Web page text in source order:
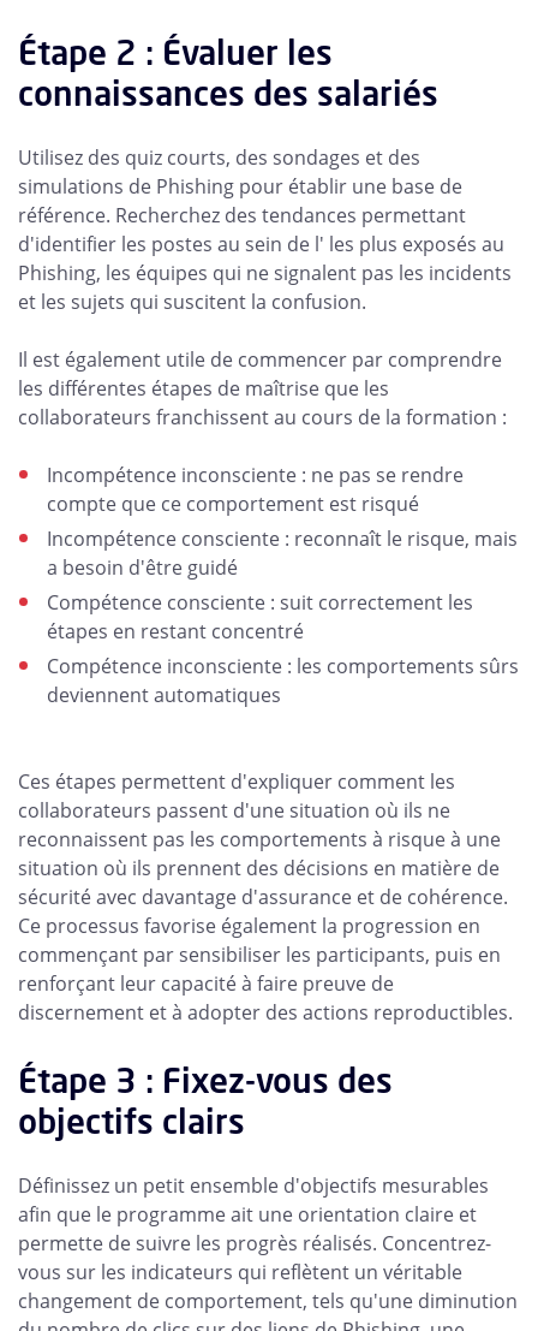
Étape 2 : Évaluer les
connaissances des salariés
Utilisez des quiz courts, des sondages et des
simulations de Phishing pour établir une base de
référence. Recherchez des tendances permettant
d'identifier les postes au sein de l' les plus exposés au
Phishing, les équipes qui ne signalent pas les incidents
et les sujets qui suscitent la confusion.
Il est également utile de commencer par comprendre
les différentes étapes de maîtrise que les
collaborateurs franchissent au cours de la formation :
Incompétence inconsciente : ne pas se rendre
compte que ce comportement est risqué
Incompétence consciente : reconnaît le risque, mais
a besoin d'être guidé
Compétence consciente : suit correctement les
étapes en restant concentré
Compétence inconsciente : les comportements sûrs
deviennent automatiques
Ces étapes permettent d'expliquer comment les
collaborateurs passent d'une situation où ils ne
reconnaissent pas les comportements à risque à une
situation où ils prennent des décisions en matière de
sécurité avec davantage d'assurance et de cohérence.
Ce processus favorise également la progression en
commençant par sensibiliser les participants, puis en
renforçant leur capacité à faire preuve de
discernement et à adopter des actions reproductibles.
Étape 3 : Fixez-vous des
objectifs clairs
Définissez un petit ensemble d'objectifs mesurables
afin que le programme ait une orientation claire et
permette de suivre les progrès réalisés. Concentrez-
vous sur les indicateurs qui reflètent un véritable
changement de comportement, tels qu'une diminution